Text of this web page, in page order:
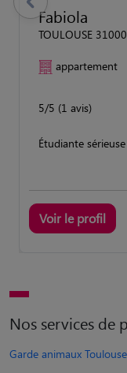
Fabiola
TOULOUSE 31000
appartement
5/5 (1 avis)
Étudiante
Voir le profil
previous
Nos services de
Garde animaux Toulouse